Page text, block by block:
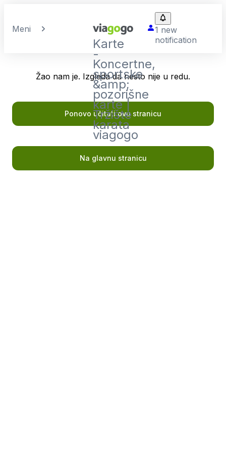
Meni
Karte
-
Koncertne,
sportske
&amp;
pozorišne
karte |
Tržište
karata
viagogo
1 new
notification
Žao nam je. Izgleda da nesto nije u redu.
Ponovo učitati ovu stranicu
Na glavnu stranicu